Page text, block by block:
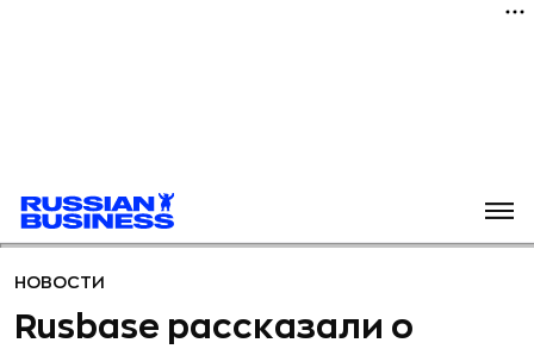
НОВОСТИ
Rusbase рассказали о